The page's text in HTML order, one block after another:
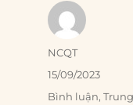
Author
NCQT
Posted
on
15/09/2023
Categories
Bình luận,